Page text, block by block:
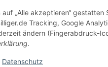
auf „Alle akzeptieren“
Tracking, Google
ändern (Fingerabdruck-
.
Datenschutz